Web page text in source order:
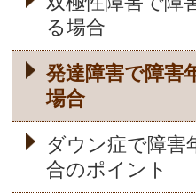
る場合
発達障害で障害
場合
ダウン症で障害
合のポイント